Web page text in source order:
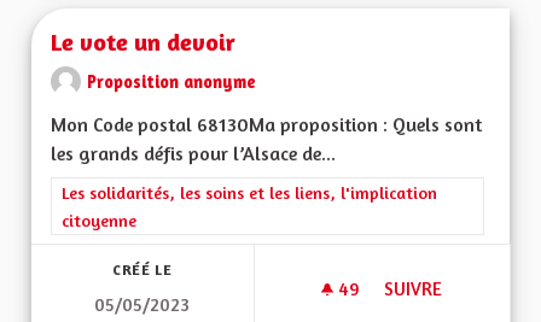
Le vote un devoir
Proposition anonyme
Mon Code postal 68130Ma proposition : Quels sont
les grands défis pour l’Alsace de...
Filtrer les résultats de la catégorie : Les solidarités, les soins
Les solidarités, les soins et les liens, l'implication
citoyenne
CRÉÉ LE
05/05/2023
49 49 ABONNÉS
SUIVRE